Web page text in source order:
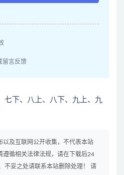
留言反馈
七下、八上、八下、九上、九
以及互联网公开收集，不代表本站
遵循相关法律法规，请在下载后24
不妥之处请联系本站删除处理！ 请